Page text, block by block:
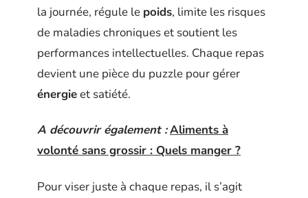
la journée, régule le poids, limite les risques
de maladies chroniques et soutient les
performances intellectuelles. Chaque repas
devient une pièce du puzzle pour gérer
énergieet satiété.
A découvrir également :Aliments à
volonté sans grossir : Quels manger ?
Pour viser juste à chaque repas, il s’agit